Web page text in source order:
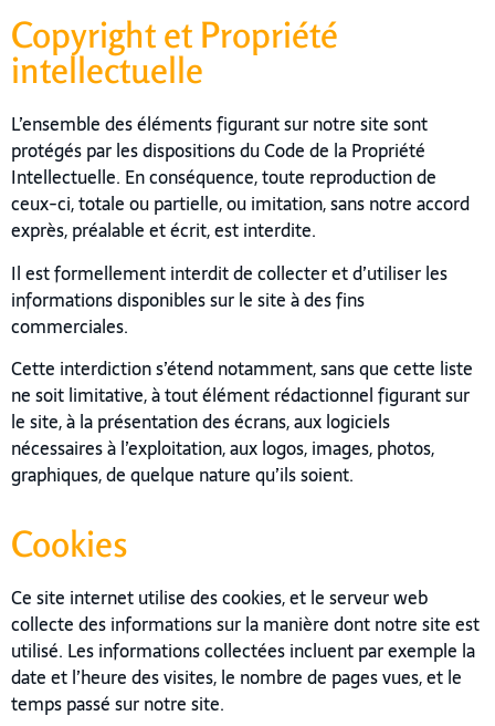
Copyright et Propriété
intellectuelle
L’ensemble des éléments figurant sur notre site sont
protégés par les dispositions du Code de la Propriété
Intellectuelle. En conséquence, toute reproduction de
ceux-ci, totale ou partielle, ou imitation, sans notre accord
exprès, préalable et écrit, est interdite.
Il est formellement interdit de collecter et d’utiliser les
informations disponibles sur le site à des fins
commerciales.
Cette interdiction s’étend notamment, sans que cette liste
ne soit limitative, à tout élément rédactionnel figurant sur
le site, à la présentation des écrans, aux logiciels
nécessaires à l’exploitation, aux logos, images, photos,
graphiques, de quelque nature qu’ils soient.
Cookies
Ce site internet utilise des cookies, et le serveur web
collecte des informations sur la manière dont notre site est
utilisé. Les informations collectées incluent par exemple la
date et l’heure des visites, le nombre de pages vues, et le
temps passé sur notre site.